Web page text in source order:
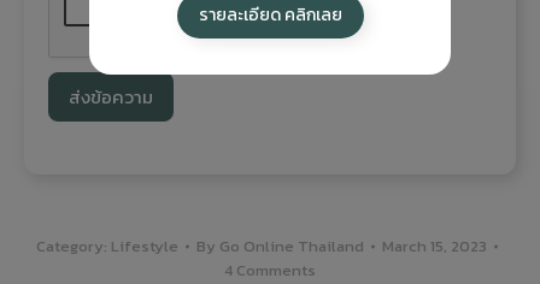
ส่งข้อความ
Category: Lifestyle By Go Online Thailand
March 15, 2023
4 Comments
รายละเอียด คลิกเลย